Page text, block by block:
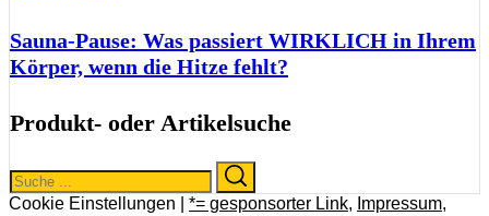
Sauna-Pause: Was passiert WIRKLICH in Ihrem
Körper, wenn die Hitze fehlt?
Produkt- oder Artikelsuche
Search
for:
Cookie Einstellungen | *= gesponsorter Link, Impressum,